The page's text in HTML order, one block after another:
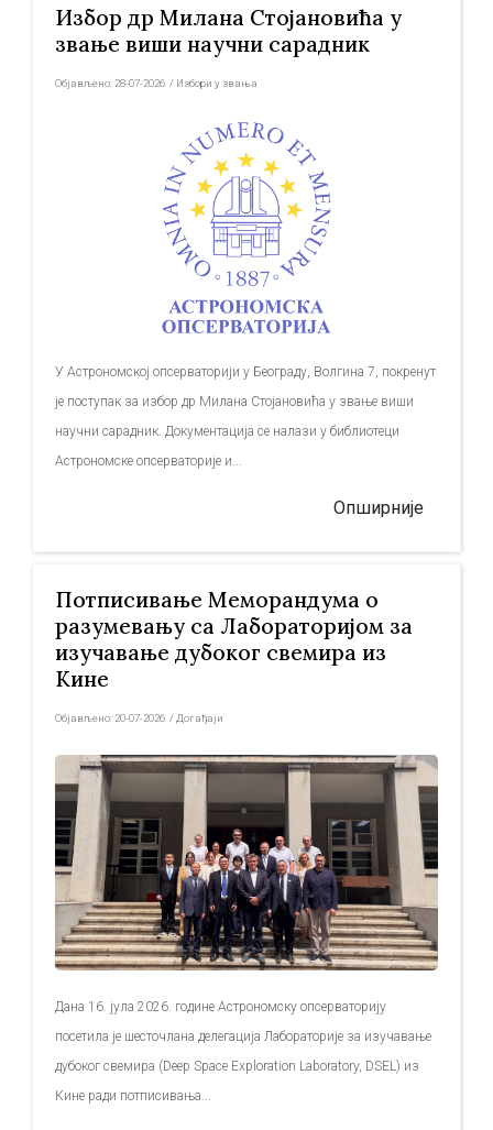
Избор др Милана Стојановића у
звање виши научни сарадник
Објављено: 28-07-2026 / Избори у звања
У Астрономској опсерваторији у Београду, Волгина 7, покренут
је поступак за избор др Милана Стојановића у звање виши
научни сарадник. Документација се налази у библиотеци
Астрономске опсерваторије и...
Опширније
Потписивање Меморандума о
разумевању са Лабораторијом за
изучавање дубоког свемира из
Кине
Објављено: 20-07-2026 / Догађаји
Дана 16. јула 2026. године Астрономску опсерваторију
посетила је шесточлана делегација Лабораторије за изучавање
дубоког свемира (Deep Space Exploration Laboratory, DSEL) из
Кине ради потписивања...